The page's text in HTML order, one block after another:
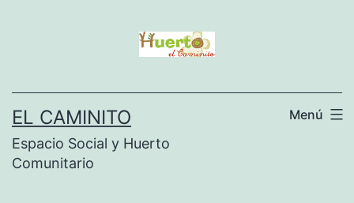
EL CAMINITO
Espacio Social y Huerto
Comunitario
Menú